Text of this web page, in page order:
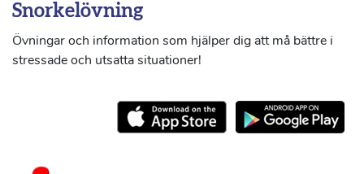
Snorkelövning
Övningar och information som hjälper dig att må bättre i
stressade och utsatta situationer!